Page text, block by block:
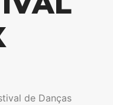
de Danças